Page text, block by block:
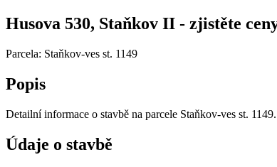
Husova 530, Staňkov II - zjistěte
Parcela: Staňkov-ves st. 1149
Popis
Detailní informace o stavbě na parcele Staňkov-ves st.
Údaje o stavbě